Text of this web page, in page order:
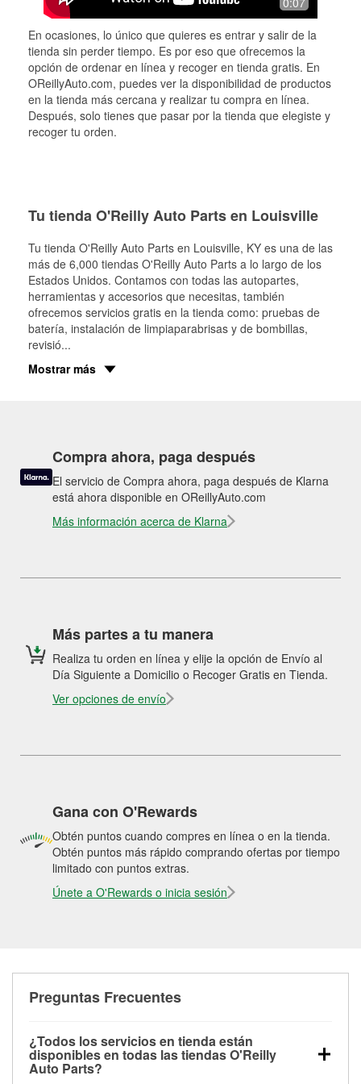
En ocasiones, lo único que quieres es entrar y salir de la
tienda sin perder tiempo. Es por eso que ofrecemos la
opción de ordenar en línea y recoger en tienda gratis. En
OReillyAuto.com, puedes ver la disponibilidad de productos
en la tienda más cercana y realizar tu compra en línea.
Después, solo tienes que pasar por la tienda que elegiste y
recoger tu orden.
Tu tienda O'Reilly Auto Parts en Louisville
Tu tienda O'Reilly Auto Parts en Louisville, KY es una de las
más de 6,000 tiendas O'Reilly Auto Parts a lo largo de los
Estados Unidos. Contamos con todas las autopartes,
herramientas y accesorios que necesitas, también
ofrecemos servicios gratis en la tienda como: pruebas de
batería, instalación de limpiaparabrisas y de bombillas,
revisió...
Mostrar más
Compra ahora, paga después
El servicio de Compra ahora, paga después de Klarna
está ahora disponible en OReillyAuto.com
Más información acerca de Klarna
Más partes a tu manera
Realiza tu orden en línea y elije la opción de Envío al
Día Siguiente a Domicilio o Recoger Gratis en Tienda.
Ver opciones de envío
Gana con O'Rewards
Obtén puntos cuando compres en línea o en la tienda.
Obtén puntos más rápido comprando ofertas por tiempo
limitado con puntos extras.
Únete a O'Rewards o inicia sesión
Preguntas Frecuentes
¿Todos los servicios en tienda están
disponibles en todas las tiendas O'Reilly
Auto Parts?